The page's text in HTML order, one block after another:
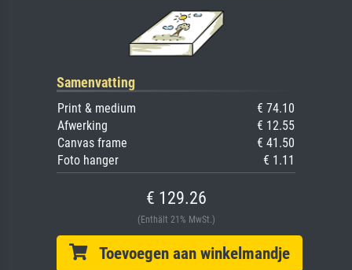
Samenvatting
Print & medium
€ 74.10
Afwerking
€ 12.55
Canvas frame
€ 41.50
Foto hanger
€ 1.11
€ 129.26
(Enthält 21% MwSt.)
Toevoegen aan winkelmandje